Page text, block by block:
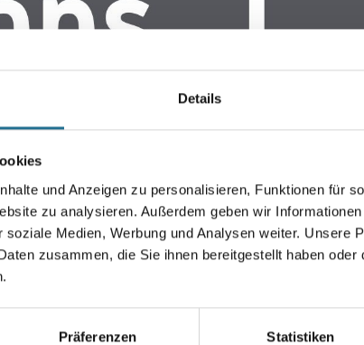
Details
und Anzeigen zu personalisieren, Funktionen für
zu analysieren. Außerdem geben wir
Medien, Werbung und Analysen weiter. Unsere
zusammen, die Sie ihnen bereitgestellt haben
Präferenzen Statistiken